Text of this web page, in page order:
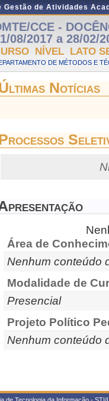
Gestão de Atividades
CCE -
08/2017 a 28/02/
NÍVEL LATO
DE MÉTODOS E
Notícias
Área de
Nenhum conteúdo
Modalidade de
Presencial
Projeto Político
Nenhum conteúdo